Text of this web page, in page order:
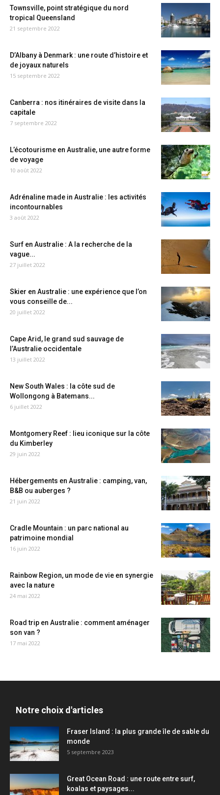
Townsville, point stratégique du nord
tropical Queensland
21 septembre 2022
D’Albany à Denmark : une route d’histoire et
de joyaux naturels
15 septembre 2022
Canberra : nos itinéraires de visite dans la
capitale
7 septembre 2022
L’écotourisme en Australie, une autre forme
de voyage
10 août 2022
Adrénaline made in Australie : les activités
incontournables
3 août 2022
Surf en Australie : A la recherche de la
vague...
27 juillet 2022
Skier en Australie : une expérience que l’on
vous conseille de...
20 juillet 2022
Cape Arid, le grand sud sauvage de
l’Australie occidentale
13 juillet 2022
New South Wales : la côte sud de
Wollongong à Batemans...
6 juillet 2022
Montgomery Reef : lieu iconique sur la côte
du Kimberley
29 juin 2022
Hébergements en Australie : camping, van,
B&B ou auberges ?
21 juin 2022
Cradle Mountain : un parc national au
patrimoine mondial
16 juin 2022
Rainbow Region, un mode de vie en synergie
avec la nature
24 mai 2022
Road trip en Australie : comment aménager
son van ?
17 mai 2022
Notre choix d'articles
Fraser Island : la plus grande île de sable du
monde
5 septembre 2023
Great Ocean Road : une route entre surf,
koalas et paysages...